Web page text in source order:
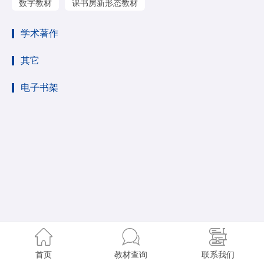
数字教材 课书房新形态教材
学术著作
其它
电子书架
首页 教材查询 联系我们